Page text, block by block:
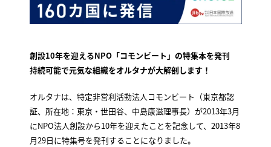
創設10年を迎えるNPO「コモンビート」の特集本を発刊
持続可能で元気な組織をオルタナが大解剖します！
オルタナは、特定非営利活動法人コモンビート（東京都認
証、所在地：東京・世田谷、中島康滋理事長）が2013年3月
にNPO法人創設から10年を迎えたことを記念して、2013年8
月29日に特集号を発刊することになりました。